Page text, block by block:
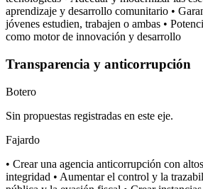
aprendizaje y desarrollo comunitario •
jóvenes estudien, trabajen o ambas •
como motor de innovación y desarrollo
Transparencia y anticorrupción
Botero
Sin propuestas registradas en este eje.
Fajardo
• Crear una agencia anticorrupción con
integridad • Aumentar el control y la